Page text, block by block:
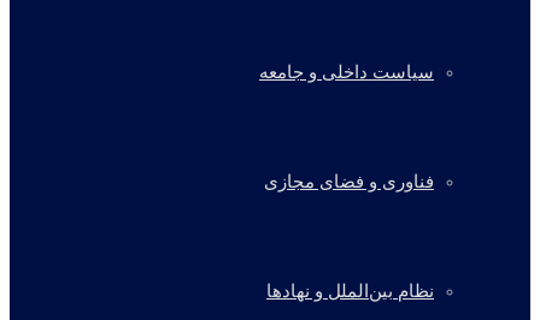
سیاست داخلی و جامعه
فناوری و فضای مجازی
نظام بین‌الملل و نهادها